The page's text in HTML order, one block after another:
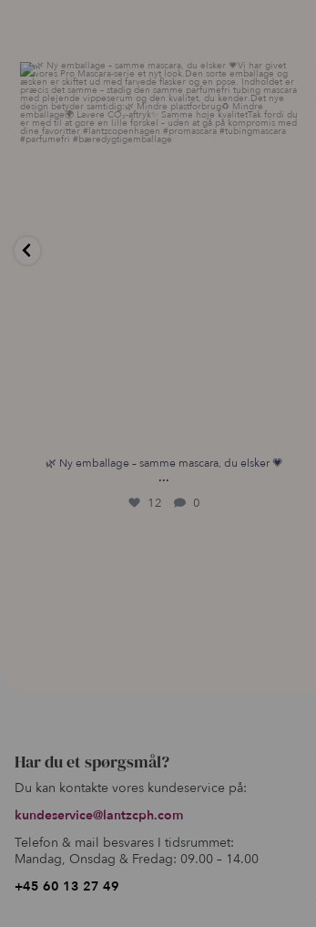
🌿 Ny emballage – samme mascara, du elsker 💗
...
12 0
🌿 Ny emballage – samme mascara, du elsker 💗
...
12 0
Har du et spørgsmål?
Du kan kontakte vores kundeservice på:
kundeservice@lantzcph.com
Telefon & mail besvares I tidsrummet:
Mandag, Onsdag & Fredag: 09.00 – 14.00
+45 60 13 27 49